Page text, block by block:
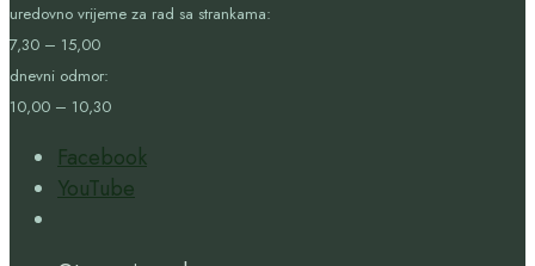
uredovno vrijeme za rad sa strankama:
7,30 – 15,00
dnevni odmor:
10,00 – 10,30
Facebook
YouTube